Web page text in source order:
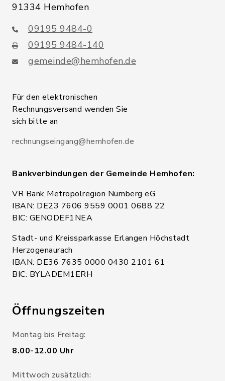
91334 Hemhofen
09195 9484-0
09195 9484-140
gemeinde@hemhofen.de
Für den elektronischen
Rechnungsversand wenden Sie
sich bitte an
rechnungseingang@hemhofen.de
Bankverbindungen der Gemeinde Hemhofen:
VR Bank Metropolregion Nürnberg eG
IBAN: DE23 7606 9559 0001 0688 22
BIC: GENODEF1NEA
Stadt- und Kreissparkasse Erlangen Höchstadt
Herzogenaurach
IBAN: DE36 7635 0000 0430 2101 61
BIC: BYLADEM1ERH
Öffnungszeiten
Montag bis Freitag:
8.00-12.00 Uhr
Mittwoch zusätzlich: